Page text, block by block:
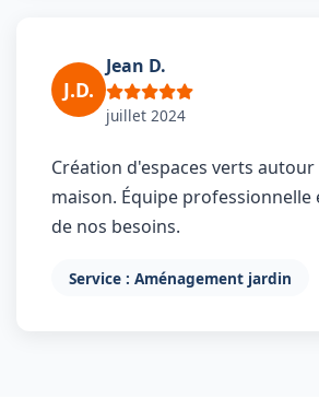
J.D.
Jean D.
juillet 2024
Création d'espaces verts
maison. Équipe professionnelle
de nos besoins.
Service : Aménagement jardin